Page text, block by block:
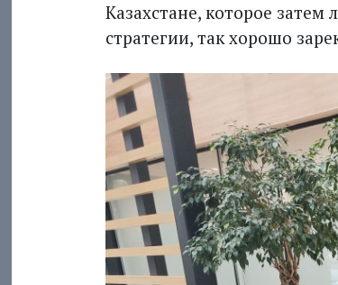
Казахстане, которое
стратегии, так хорошо